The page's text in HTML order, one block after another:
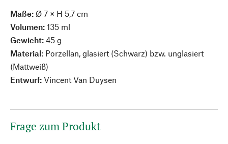
Maße: Ø 7 × H 5,7 cm
Volumen: 135 ml
Gewicht: 45 g
Material: Porzellan, glasiert (Schwarz) bzw. unglasiert
(Mattweiß)
Entwurf: Vincent Van Duysen
Frage zum Produkt